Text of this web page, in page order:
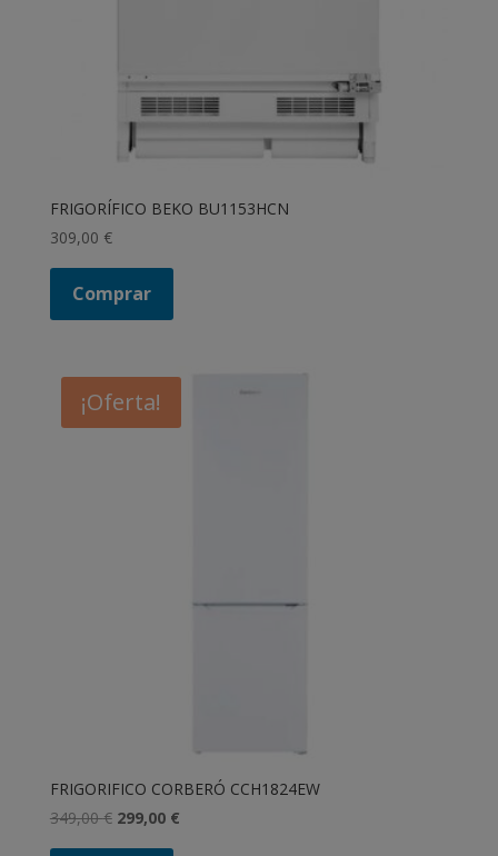
FRIGORÍFICO BEKO BU1153HCN
309,00 €
Comprar
¡Oferta!
FRIGORIFICO CORBERÓ CCH1824EW
349,00€ El
299,00 €El